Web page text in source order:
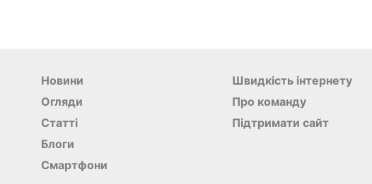
Новини
Огляди
Статті
Блоги
Смартфони
Швидкість інтернету
Про команду
Підтримати сайт